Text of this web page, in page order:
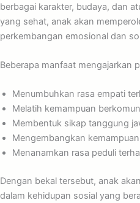
berbagai karakter, budaya, dan
yang sehat, anak akan
perkembangan emosional dan
Beberapa manfaat mengajarkan
Menumbuhkan rasa empati
Melatih kemampuan
Membentuk sikap tanggung
Mengembangkan
Menanamkan rasa peduli
Dengan bekal tersebut, anak
dalam kehidupan sosial yang